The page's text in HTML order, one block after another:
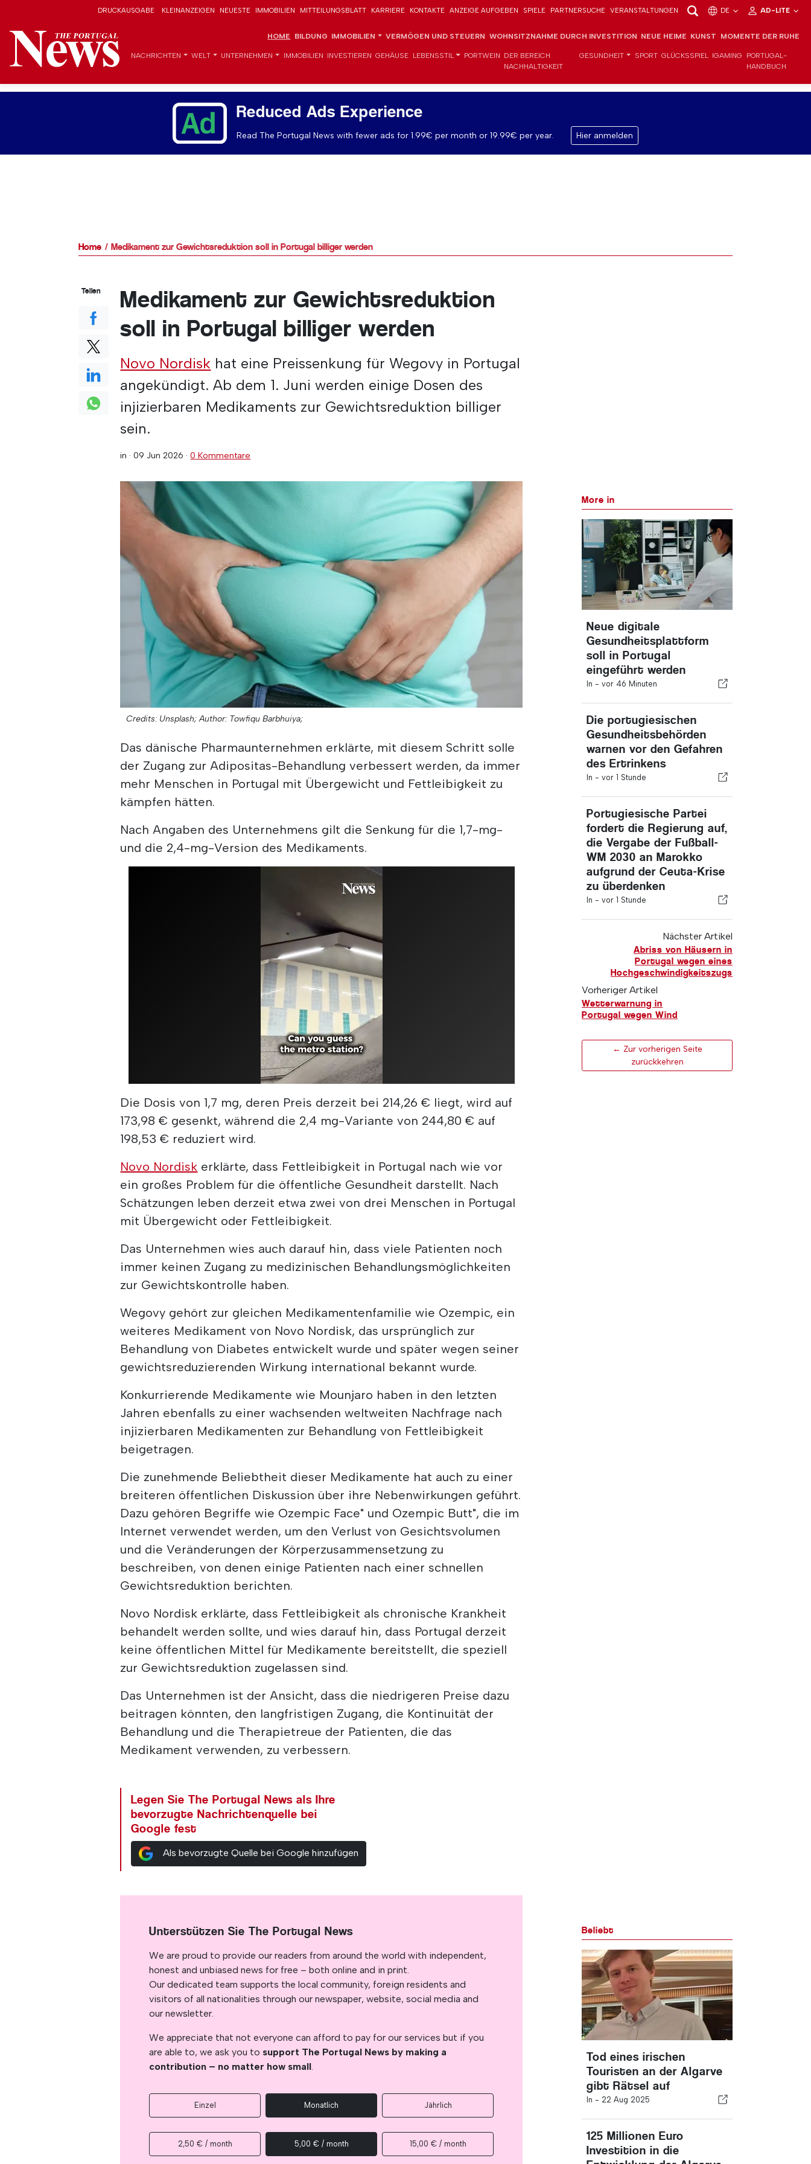
DRUCKAUSGABE KLEINANZEIGEN NEUESTE IMMOBILIEN MITTEILUNGSBLATT KARRIERE KONTAKTE ANZEIGE AUFGEBEN SPIELE PARTNERSUCHE VERANSTALTUNGEN DE AD-LITE
HOME BILDUNG IMMOBILIEN VERMÖGEN UND STEUERN WOHNSITZNAHME DURCH INVESTITION NEUE HEIME KUNST MOMENTE DER RUHE
NACHRICHTEN WELT UNTERNEHMEN IMMOBILIEN INVESTIEREN GEHÄUSE LEBENSSTIL PORTWEIN DER BEREICH
NACHHALTIGKEIT
GESUNDHEIT SPORT GLÜCKSSPIEL IGAMING
PORTUGAL-
HANDBUCH
Reduced Ads Experience
Read The Portugal News with fewer ads for 1.99€ per month or 19.99€ per year. Hier anmelden
Home Medikament zur Gewichtsreduktion soll in Portugal billiger werden
Medikament zur Gewichtsreduktion
soll in Portugal billiger werden
Novo Nordisk hat eine Preissenkung für Wegovy in Portugal
angekündigt. Ab dem 1. Juni werden einige Dosen des
injizierbaren Medikaments zur Gewichtsreduktion billiger
sein.
in ·09 Jun 2026 ·0 Kommentare
Credits: Unsplash; Author: Towfiqu Barbhuiya;
Das dänische Pharmaunternehmen erklärte, mit diesem Schritt solle
der Zugang zur Adipositas-Behandlung verbessert werden, da immer
mehr Menschen in Portugal mit Übergewicht und Fettleibigkeit zu
kämpfen hätten.
Nach Angaben des Unternehmens gilt die Senkung für die 1,7-mg-
und die 2,4-mg-Version des Medikaments.
Die Dosis von 1,7 mg, deren Preis derzeit bei 214,26 € liegt, wird auf
173,98 € gesenkt, während die 2,4 mg-Variante von 244,80 € auf
198,53 € reduziert wird.
Novo Nordisk erklärte, dass Fettleibigkeit in Portugal nach wie vor
ein großes Problem für die öffentliche Gesundheit darstellt. Nach
Schätzungen leben derzeit etwa zwei von drei Menschen in Portugal
mit Übergewicht oder Fettleibigkeit.
Das Unternehmen wies auch darauf hin, dass viele Patienten noch
immer keinen Zugang zu medizinischen Behandlungsmöglichkeiten
zur Gewichtskontrolle haben.
Wegovy gehört zur gleichen Medikamentenfamilie wie Ozempic, ein
weiteres Medikament von Novo Nordisk, das ursprünglich zur
Behandlung von Diabetes entwickelt wurde und später wegen seiner
gewichtsreduzierenden Wirkung international bekannt wurde.
Konkurrierende Medikamente wie Mounjaro haben in den letzten
Jahren ebenfalls zu einer wachsenden weltweiten Nachfrage nach
injizierbaren Medikamenten zur Behandlung von Fettleibigkeit
beigetragen.
Die zunehmende Beliebtheit dieser Medikamente hat auch zu einer
breiteren öffentlichen Diskussion über ihre Nebenwirkungen geführt.
Dazu gehören Begriffe wie Ozempic Face" und Ozempic Butt", die im
Internet verwendet werden, um den Verlust von Gesichtsvolumen
und die Veränderungen der Körperzusammensetzung zu
beschreiben, von denen einige Patienten nach einer schnellen
Gewichtsreduktion berichten.
Novo Nordisk erklärte, dass Fettleibigkeit als chronische Krankheit
behandelt werden sollte, und wies darauf hin, dass Portugal derzeit
keine öffentlichen Mittel für Medikamente bereitstellt, die speziell
zur Gewichtsreduktion zugelassen sind.
Das Unternehmen ist der Ansicht, dass die niedrigeren Preise dazu
beitragen könnten, den langfristigen Zugang, die Kontinuität der
Behandlung und die Therapietreue der Patienten, die das
Medikament verwenden, zu verbessern.
Legen Sie The Portugal News als Ihre
bevorzugte Nachrichtenquelle bei
Google fest
Als bevorzugte Quelle bei Google hinzufügen
Teilen
More in
Neue digitale
Gesundheitsplattform
soll in Portugal
eingeführt werden
In - vor 46 Minuten
Die portugiesischen
Gesundheitsbehörden
warnen vor den Gefahren
des Ertrinkens
In - vor 1 Stunde
Portugiesische Partei
fordert die Regierung auf,
die Vergabe der Fußball-
WM 2030 an Marokko
aufgrund der Ceuta-Krise
zu überdenken
In - vor 1 Stunde
Nächster Artikel
Abriss von Häusern in
Portugal wegen eines
Hochgeschwindigkeitszugs
Vorheriger Artikel
Wetterwarnung in
Portugal wegen Wind
← Zur vorherigen Seite
zurückkehren
Unterstützen Sie The Portugal News
We are proud to provide our readers from around the world with independent,
honest and unbiased news for free – both online and in print.
Our dedicated team supports the local community, foreign residents and
visitors of all nationalities through our newspaper, website, social media and
our newsletter.
We appreciate that not everyone can afford to pay for our services but if you
are able to, we ask you to support The Portugal News by making a
contribution – no matter how small.
Einzel Monatlich Jährlich
2,50 € / month 5,00 € / month 15,00 € / month
Beliebt
Tod eines irischen
Touristen an der Algarve
gibt Rätsel auf
In - 22 Aug 2025
125 Millionen Euro
Investition in die